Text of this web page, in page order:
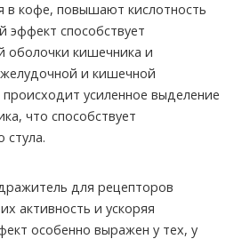
в кофе, повышают кислотность
эффект способствует
оболочки кишечника и
и кишечной
усиленное выделение
что способствует
для рецепторов
активность и ускоряя
особенно выражен у тех, у